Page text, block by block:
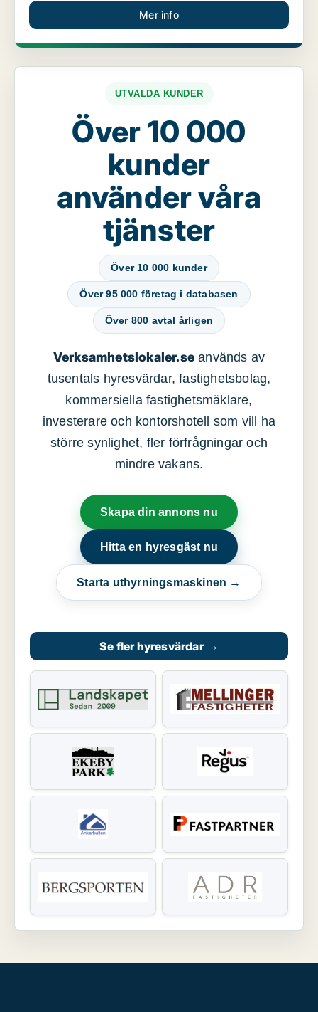
Mer info
UTVALDA KUNDER
Över 10 000
kunder
använder våra
tjänster
Över 10 000 kunder
Över 95 000 företag i databasen
Över 800 avtal årligen
Verksamhetslokaler.se används av
tusentals hyresvärdar, fastighetsbolag,
kommersiella fastighetsmäklare,
investerare och kontorshotell som vill ha
större synlighet, fler förfrågningar och
mindre vakans.
Skapa din annons nu
Hitta en hyresgäst nu
Starta uthyrningsmaskinen →
Se fler hyresvärdar →